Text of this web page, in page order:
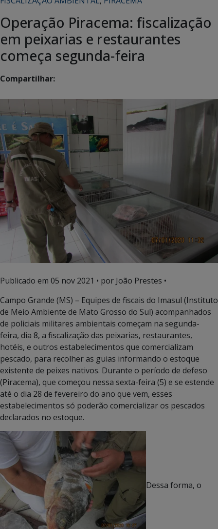
Operação Piracema: fiscalização
em peixarias e restaurantes
começa segunda-feira
Compartilhar:
Publicado em 05 nov 2021 • por João Prestes •
Campo Grande (MS) – Equipes de fiscais do Imasul (Instituto
de Meio Ambiente de Mato Grosso do Sul) acompanhados
de policiais militares ambientais começam na segunda-
feira, dia 8, a fiscalização das peixarias, restaurantes,
hotéis, e outros estabelecimentos que comercializam
pescado, para recolher as guias informando o estoque
existente de peixes nativos. Durante o período de defeso
(Piracema), que começou nessa sexta-feira (5) e se estende
até o dia 28 de fevereiro do ano que vem, esses
estabelecimentos só poderão comercializar os pescados
declarados no estoque.
Dessa forma, o